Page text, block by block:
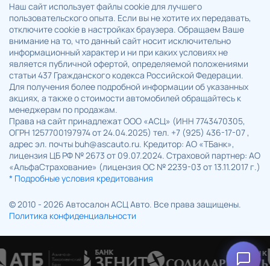
Наш сайт использует файлы cookie для лучшего
пользовательского опыта. Если вы не хотите их передавать,
отключите cookie в настройках браузера. Обращаем Ваше
внимание на то, что данный сайт носит исключительно
информационный характер и ни при каких условиях не
является публичной офертой, определяемой положениями
статьи 437 Гражданского кодекса Российской Федерации.
Для получения более подробной информации об указанных
акциях, а также о стоимости автомобилей обращайтесь к
менеджерам по продажам.
Права на сайт принадлежат ООО «АСЦ» (ИНН 7743470305,
ОГРН 1257700197974 от 24.04.2025) тел. +7 (925) 436-17-07 ,
адрес эл. почты buh@ascauto.ru. Кредитор: АО «ТБанк»,
лицензия ЦБ РФ № 2673 от 09.07.2024. Страховой партнер: АО
«АльфаСтрахование» (лицензия ОС № 2239-03 от 13.11.2017 г.)
* Подробные условия кредитования
© 2010 - 2026 Автосалон АСЦ Авто. Все права защищены.
Политика конфиденциальности